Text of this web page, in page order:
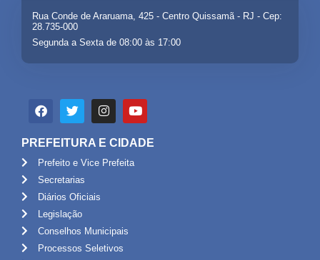
Rua Conde de Araruama, 425 - Centro Quissamã - RJ - Cep:
28.735-000
Segunda a Sexta de 08:00 às 17:00
PREFEITURA E CIDADE
Prefeito e Vice Prefeita
Secretarias
Diários Oficiais
Legislação
Conselhos Municipais
Processos Seletivos